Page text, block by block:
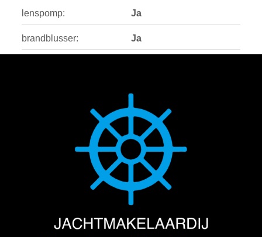
lenspomp: Ja
brandblusser: Ja